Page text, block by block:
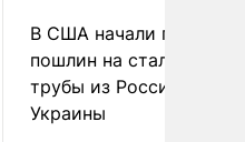
В США начали
пошлин на стальные
трубы из России и с
Украины